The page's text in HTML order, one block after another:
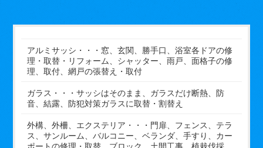
アルミサッシ・・・窓、玄関、勝手口、浴室各ドアの修
理・取替・リフォーム、シャッター、雨戸、面格子の修
理、取付、網戸の張替え・取付
ガラス・・・サッシはそのまま、ガラスだけ断熱、防
音、結露、防犯対策ガラスに取替・割替え
外構、外柵、エクステリア・・・門扉、フェンス、テラ
ス、サンルーム、バルコニー、ベランダ、手すり、カー